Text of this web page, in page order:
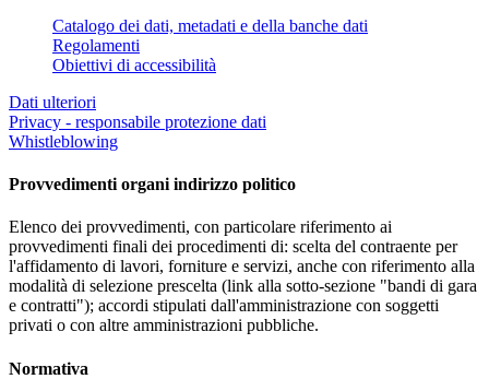
Catalogo dei dati, metadati e della banche dati
Regolamenti
Obiettivi di accessibilità
Dati ulteriori
Privacy - responsabile protezione dati
Whistleblowing
Provvedimenti organi indirizzo politico
Elenco dei provvedimenti, con particolare riferimento ai
provvedimenti finali dei procedimenti di: scelta del contraente per
l'affidamento di lavori, forniture e servizi, anche con riferimento alla
modalità di selezione prescelta (link alla sotto-sezione "bandi di gara
e contratti"); accordi stipulati dall'amministrazione con soggetti
privati o con altre amministrazioni pubbliche.
Normativa